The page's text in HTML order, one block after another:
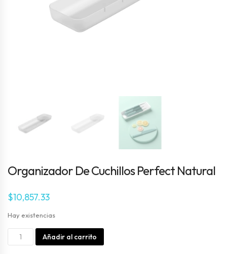
Organizador De Cuchillos Perfect Natural
$10,857.33
Hay existencias
OrganizadorAñadir al carrito